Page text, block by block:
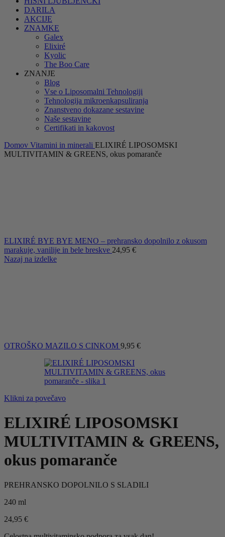
DARILA
AKCIJE
ZNAMKE
Galex
Elixiré
Kyolic
The Boo Care
ZNANJE
Blog
Vse o Liposomalni Tehnologiji
Tehnologija mikroenkapsuliranja
Znanstveno dokazane sestavine
Naše sestavine
Certifikati in kakovost
Domov Vitamini in minerali ELIXIRÉ LIPOSOMSKI
MULTIVITAMIN & GREENS, okus pomaranče
ELIXIRÉ BYE BYE MENO – prehransko dopolnilo z okusom
marakuje, vanilije in bele breskve 24,95 €
Nazaj na izdelke
OTROŠKO MAZILO S CINKOM 9,95 €
Klikni za povečavo
ELIXIRÉ LIPOSOMSKI
MULTIVITAMIN & GREENS,
okus pomaranče
PREHRANSKO DOPOLNILO S SLADILI
240 ml
24,95 €